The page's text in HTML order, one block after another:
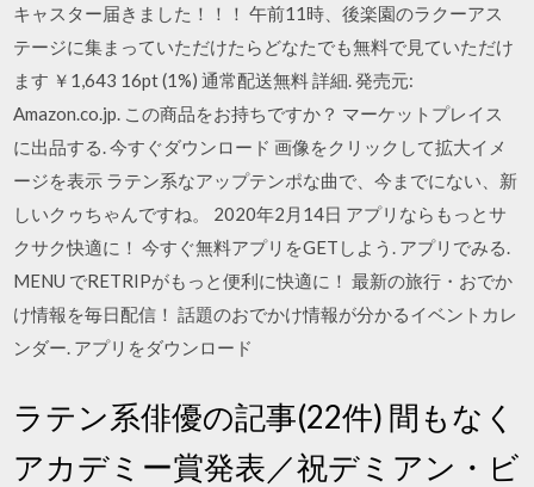
キャスター届きました！！！ 午前11時、後楽園のラクーアス
テージに集まっていただけたらどなたでも無料で見ていただけ
ます ￥1,643 16pt (1%) 通常配送無料 詳細. 発売元:
Amazon.co.jp. この商品をお持ちですか？ マーケットプレイス
に出品する. 今すぐダウンロード 画像をクリックして拡大イメ
ージを表示 ラテン系なアップテンポな曲で、今までにない、新
しいクゥちゃんですね。 2020年2月14日 アプリならもっとサ
クサク快適に！ 今すぐ無料アプリをGETしよう. アプリでみる.
MENU でRETRIPがもっと便利に快適に！ 最新の旅行・おでか
け情報を毎日配信！ 話題のおでかけ情報が分かるイベントカレ
ンダー. アプリをダウンロード
ラテン系俳優の記事(22件) 間もなく
アカデミー賞発表／祝デミアン・ビ